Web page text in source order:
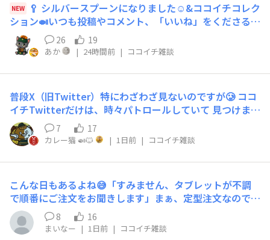
NEW
🥄 シルバースプーンになりました☺️&ココイチコレク
ション🍛いつも投稿やコメント、「いいね」をくださる皆
さま、本当にありがとうございます🙇ココパレを始めた頃
は、ここまで楽しめるとは思っていませんでした😊NeCo
壱たちも気付けばこんなに仲間が増え、毎回一緒に写真を
撮るのも楽しみのひとつになっています😸😺😺✨これから
楽しんでいきたいと思っております🙇NeCo壱共々、これ
からもよろしくお願いします😆😺😺😸🎶で、さっそくで
すが私のコレクションを🍛✨ココイチのミニチュアです😆
🍛密かにゲームセンターに通ってGETしたコレクション達
てます😁‼️私の好きな20辛もあります🍛🌶️ロースカツのフ
ライの作りが、とてもリアルです😆1個ゲットしたら「あ
れも欲しい！」「これも欲しい！」と、ココイチガチ勢の
血と、元ゲーセン店員の血に火がついてしまい…🔥気付け
ばこんなに増えていました😅みなさんが集めているココ
イチグッズはありますか❓定番グッズはもちろん、「そん
26 19
あか | 24時間前 | ココイチ雑談
普段X（旧Twitter）特にわざわざ見ないのですが🥲 ココ
イチTwitterだけは、時々パトロールしていて 見つけまし
た 一宮のロフトにココイチのポップアップストアが😻 場
所は一宮の名鉄百貨店が有った場所ですから簡単ですね
壱番屋本社も一宮市ですね～ 行きたいな～
7 17
カレー猫 🍛🐱 | 1日前 | ココイチ雑談
こんな日もあるよね😅「すみません、タブレットが不調
で順番にご注文をお聞きします」まぁ、定型注文なので、
すぐに注文するのだが、タブレット不調というよりシステ
ムが使えないようで、手書きのメモで対応してる😅いつも
8 16
まいなー | 1日前 | ココイチ雑談